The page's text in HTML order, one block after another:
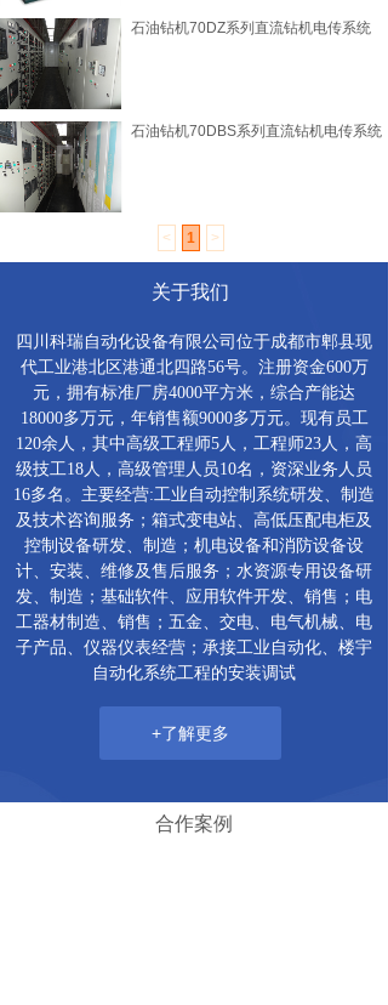
石油钻机70DZ系列直流钻机电传系统
石油钻机70DBS系列直流钻机电传系统
< 1 >
关于我们
四川科瑞自动化设备有限公司位于成都市郫县现
代工业港北区港通北四路56号。注册资金600万
元，拥有标准厂房4000平方米，综合产能达
18000多万元，年销售额9000多万元。现有员工
120余人，其中高级工程师5人，工程师23人，高
级技工18人，高级管理人员10名，资深业务人员
16多名。主要经营:工业自动控制系统研发、制造
及技术咨询服务；箱式变电站、高低压配电柜及
控制设备研发、制造；机电设备和消防设备设
计、安装、维修及售后服务；水资源专用设备研
发、制造；基础软件、应用软件开发、销售；电
工器材制造、销售；五金、交电、电气机械、电
子产品、仪器仪表经营；承接工业自动化、楼宇
自动化系统工程的安装调试
+了解更多
合作案例